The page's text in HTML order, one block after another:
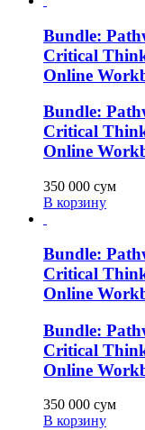
Bundle:
Critical
Online
Bundle:
Critical
Online
350 000 сум
В корзину
Bundle:
Critical
Online
Bundle:
Critical
Online
350 000 сум
В корзину